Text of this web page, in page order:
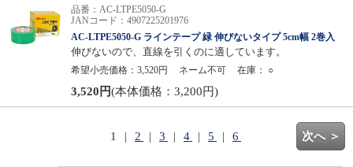
品番：AC-LTPE5050-G
JANコード：4907225201976
AC-LTPE5050-G ラインテープ 緑 伸びないタイプ 5cm幅 2巻入
伸びないので、直線を引くのに適しています。
希望小売価格：3,520円
ネーム不可 在庫： ○
3,520円(本体価格：3,200円)
1 | 2 | 3 | 4 | 5 | 6 次へ ＞